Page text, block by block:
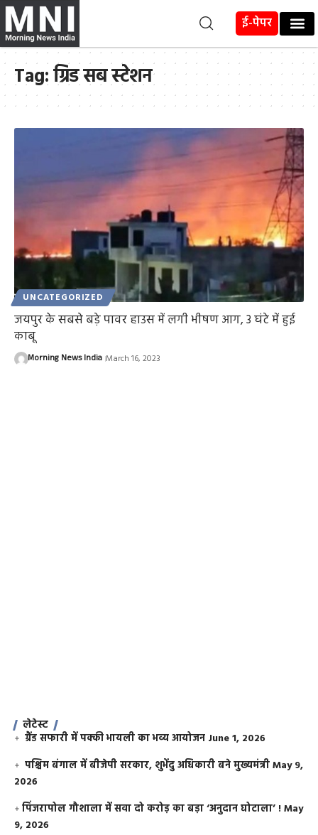
ई-पेपर
Tag:ग्रिड सब स्टेशन
UNCATEGORIZED
जयपुर के सबसे बड़े पावर हाउस में लगी भीषण आग, 3 घंटे में हुई
काबू
Morning News India March 16, 2023
लेटेस्ट
ग्रैंड सफारी में पक्की भायली का भव्य आयोजन June 1, 2026
पश्चिम बंगाल में बीजेपी सरकार, शुभेंदु अधिकारी बने मुख्यमंत्रीMay 9,
2026
​पिंजरापोल गौशाला में सवा दो करोड़ का बड़ा ‘अनुदान घोटाला’ !May
9, 2026